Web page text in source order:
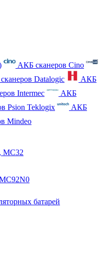
АКБ сканеров Cino
Datalogic
АКБ
Intermec
АКБ
Psion Teklogix
АКБ
Mindeo
MC32
батарей